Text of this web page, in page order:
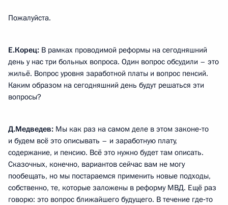
Пожалуйста.
Е.Корец: В рамках проводимой реформы на сегодняшний
день у нас три больных вопроса. Один вопрос обсудили – это
жильё. Вопрос уровня заработной платы и вопрос пенсий.
Каким образом на сегодняшний день будут решаться эти
вопросы?
Д.Медведев: Мы как раз на самом деле в этом законе‑то
и будем всё это описывать – и заработную плату,
содержание, и пенсию. Всё это нужно будет там описать.
Сказочных, конечно, вариантов сейчас вам не могу
пообещать, но мы постараемся применить новые подходы,
собственно, те, которые заложены в реформу МВД. Ещё раз
говорю: это вопрос ближайшего будущего. В течение где‑то